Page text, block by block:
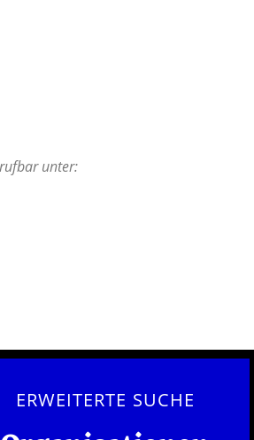
unter:
ERWEITERTE SUCHE